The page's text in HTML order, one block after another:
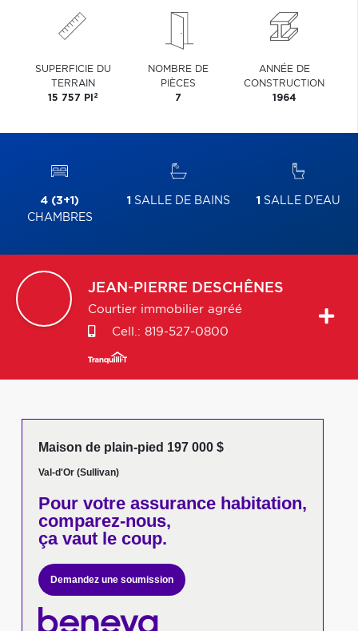
SUPERFICIE DU
TERRAIN
15 757 PI 2
NOMBRE DE
PIÈCES
7
ANNÉE DE
CONSTRUCTION
1964
4 (3+1)
CHAMBRES
1 SALLE DE BAINS 1 SALLE D'EAU
JEAN-PIERRE DESCHÊNES
Courtier immobilier agréé
Cell.: 819-527-0800
Maison de plain-pied 197 000 $
Val-d'Or (Sullivan)
Pour votreassurance habitation,
comparez-nous,
ça vaut le coup.
Demandez une soumission